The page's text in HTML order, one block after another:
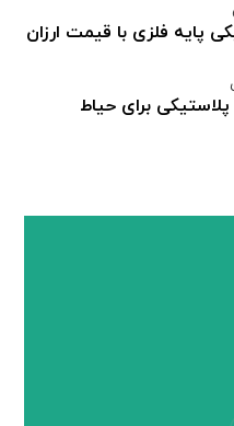
پایه فلزی با قیمت ارزان
برای حیاط